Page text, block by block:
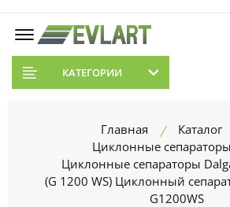
КАТЕГОРИИ
Главная
Каталог
Циклонные сепараторы
Циклонные сепараторы
(G 1200 WS) Циклонный
G1200WS